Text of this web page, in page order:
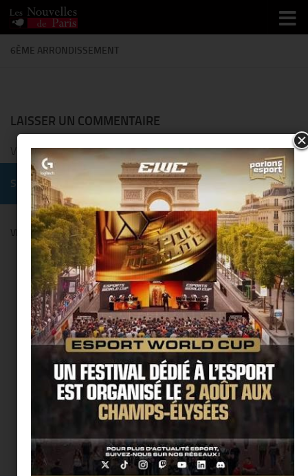
Skip to content
6ÈME ARRONDISSEMENT
LAISSER UN COMMENTAIRE
Vous devezvous connecterpour publier un commentaire.
SUIVRE :
VENDANGES MONTAIGNE BY COMITÉ MONTAIGNE
@Thierry Ker